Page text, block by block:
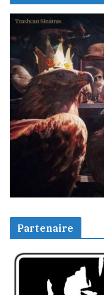
Partenaire